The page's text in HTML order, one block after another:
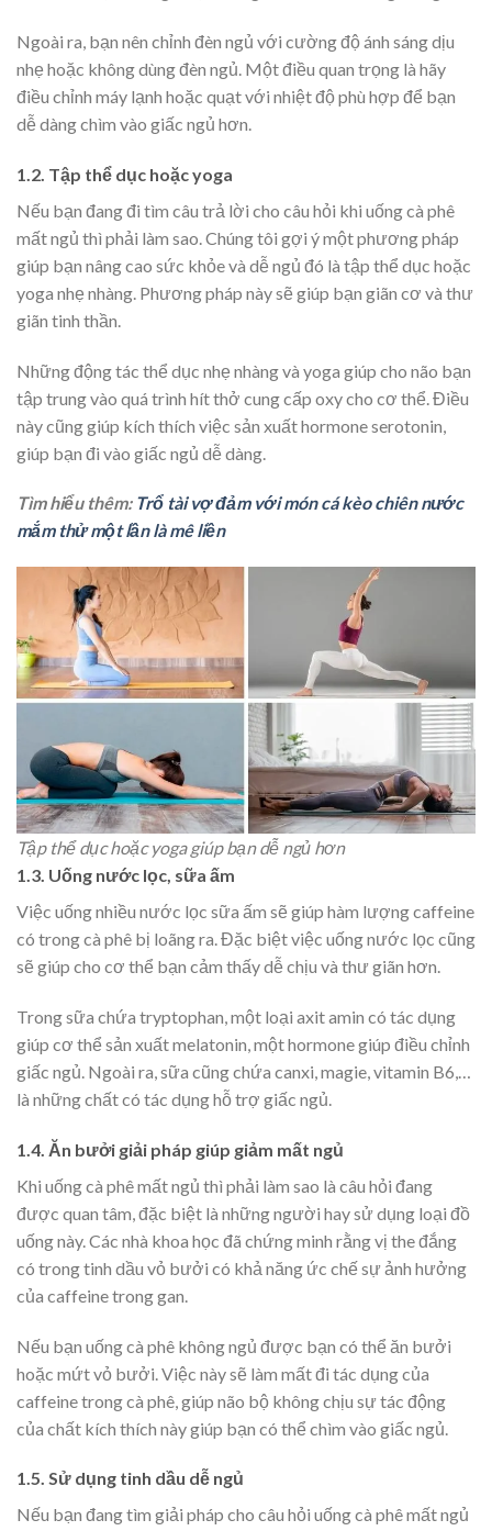
Ngoài ra, bạn nên chỉnh đèn ngủ với cường độ ánh sáng dịu
nhẹ hoặc không dùng đèn ngủ. Một điều quan trọng là hãy
điều chỉnh máy lạnh hoặc quạt với nhiệt độ phù hợp để bạn
dễ dàng chìm vào giấc ngủ hơn.
1.2. Tập thể dục hoặc yoga
Nếu bạn đang đi tìm câu trả lời cho câu hỏi khi uống cà phê
mất ngủ thì phải làm sao. Chúng tôi gợi ý một phương pháp
giúp bạn nâng cao sức khỏe và dễ ngủ đó là tập thể dục hoặc
yoga nhẹ nhàng. Phương pháp này sẽ giúp bạn giãn cơ và thư
giãn tinh thần.
Những động tác thể dục nhẹ nhàng và yoga giúp cho não bạn
tập trung vào quá trình hít thở cung cấp oxy cho cơ thể. Điều
này cũng giúp kích thích việc sản xuất hormone serotonin,
giúp bạn đi vào giấc ngủ dễ dàng.
Tìm hiểu thêm: Trổ tài vợ đảm với món cá kèo chiên nước
mắm thử một lần là mê liền
Tập thể dục hoặc yoga giúp bạn dễ ngủ hơn
1.3. Uống nước lọc, sữa ấm
Việc uống nhiều nước lọc sữa ấm sẽ giúp hàm lượng caffeine
có trong cà phê bị loãng ra. Đặc biệt việc uống nước lọc cũng
sẽ giúp cho cơ thể bạn cảm thấy dễ chịu và thư giãn hơn.
Trong sữa chứa tryptophan, một loại axit amin có tác dụng
giúp cơ thể sản xuất melatonin, một hormone giúp điều chỉnh
giấc ngủ. Ngoài ra, sữa cũng chứa canxi, magie, vitamin B6,…
là những chất có tác dụng hỗ trợ giấc ngủ.
1.4. Ăn bưởi giải pháp giúp giảm mất ngủ
Khi uống cà phê mất ngủ thì phải làm sao là câu hỏi đang
được quan tâm, đặc biệt là những người hay sử dụng loại đồ
uống này. Các nhà khoa học đã chứng minh rằng vị the đắng
có trong tinh dầu vỏ bưởi có khả năng ức chế sự ảnh hưởng
của caffeine trong gan.
Nếu bạn uống cà phê không ngủ được bạn có thể ăn bưởi
hoặc mứt vỏ bưởi. Việc này sẽ làm mất đi tác dụng của
caffeine trong cà phê, giúp não bộ không chịu sự tác động
của chất kích thích này giúp bạn có thể chìm vào giấc ngủ.
1.5. Sử dụng tinh dầu dễ ngủ
Nếu bạn đang tìm giải pháp cho câu hỏi uống cà phê mất ngủ